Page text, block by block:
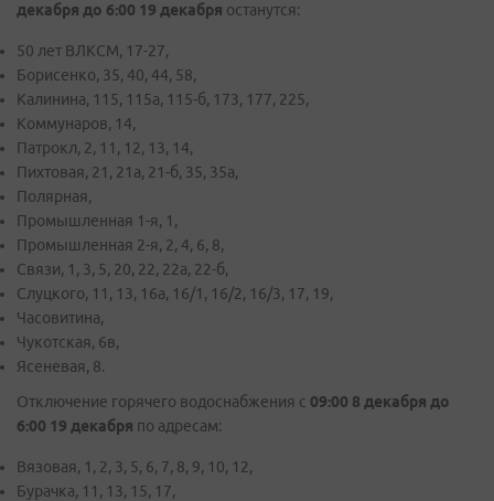
декабря до 6:00 19 декабря останутся:
50 лет ВЛКСМ, 17-27,
Борисенко, 35, 40, 44, 58,
Калинина, 115, 115а, 115-б, 173, 177, 225,
Коммунаров, 14,
Патрокл, 2, 11, 12, 13, 14,
Пихтовая, 21, 21а, 21-б, 35, 35а,
Полярная,
Промышленная 1-я, 1,
Промышленная 2-я, 2, 4, 6, 8,
Связи, 1, 3, 5, 20, 22, 22а, 22-б,
Слуцкого, 11, 13, 16а, 16/1, 16/2, 16/3, 17, 19,
Часовитина,
Чукотская, 6в,
Ясеневая, 8.
Отключение горячего водоснабжения с 09:00 8 декабря до
6:00 19 декабря по адресам:
Вязовая, 1, 2, 3, 5, 6, 7, 8, 9, 10, 12,
Бурачка, 11, 13, 15, 17,